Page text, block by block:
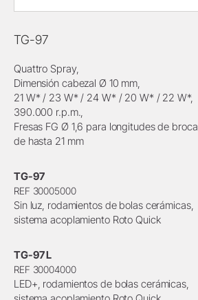
TG-97
Quattro Spray,
Dimensión cabezal Ø 10 mm,
21 W* / 23 W* / 24 W* / 20 W* / 22 W*,
390.000 r.p.m.,
Fresas FG Ø 1,6 para longitudes de broca
de hasta 21 mm
TG-97
REF 30005000
Sin luz, rodamientos de bolas cerámicas,
sistema acoplamiento Roto Quick
TG-97 L
REF 30004000
LED+, rodamientos de bolas cerámicas,